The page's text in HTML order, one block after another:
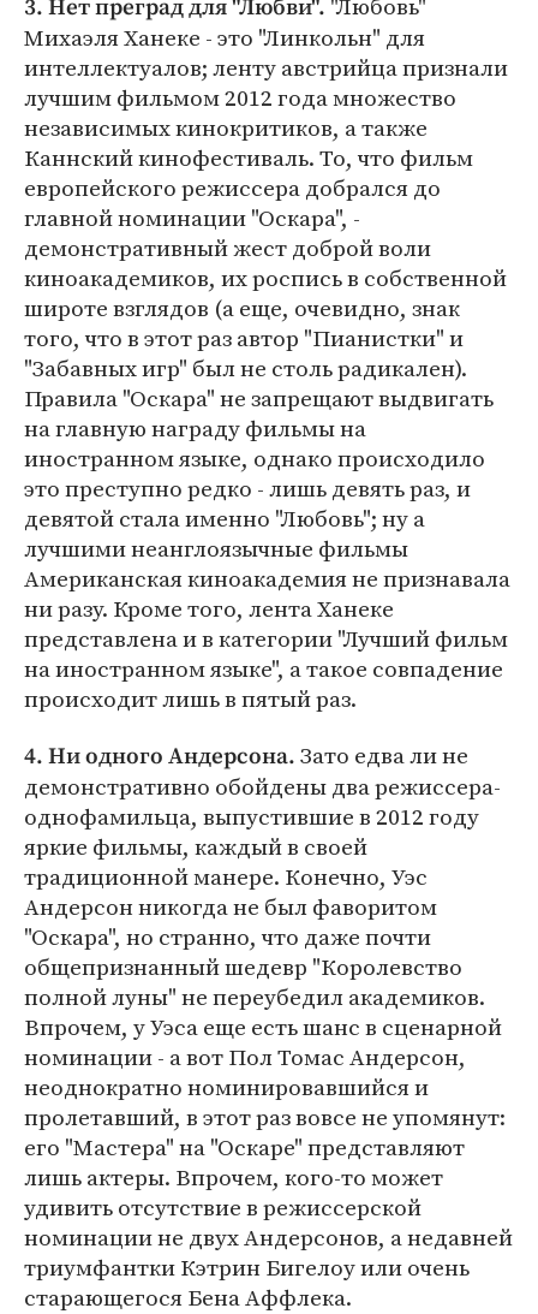
3. Нет преград для "Любви".
Михаэля Ханеке - это "Линкольн" для
интеллектуалов; ленту австрийца признали
лучшим фильмом 2012 года множество
независимых кинокритиков, а также
Каннский кинофестиваль. То, что фильм
европейского режиссера добрался до
главной номинации "Оскара", -
демонстративный жест доброй воли
киноакадемиков, их роспись в собственной
широте взглядов (а еще, очевидно, знак
того, что в этот раз автор "Пианистки" и
"Забавных игр" был не столь радикален).
Правила "Оскара" не запрещают выдвигать
на главную награду фильмы на
иностранном языке, однако происходило
это преступно редко - лишь девять раз, и
девятой стала именно "Любовь"; ну а
лучшими неанглоязычные фильмы
Американская киноакадемия не признавала
ни разу. Кроме того, лента Ханеке
представлена и в категории "Лучший фильм
на иностранном языке", а такое совпадение
происходит лишь в пятый раз.
4. Ни одного Андерсона. Зато едва ли не
демонстративно обойдены два режиссера-
однофамильца, выпустившие в 2012 году
яркие фильмы, каждый в своей
традиционной манере. Конечно, Уэс
Андерсон никогда не был фаворитом
"Оскара", но странно, что даже почти
общепризнанный шедевр "Королевство
полной луны" не переубедил академиков.
Впрочем, у Уэса еще есть шанс в сценарной
номинации - а вот Пол Томас Андерсон,
неоднократно номинировавшийся и
пролетавший, в этот раз вовсе не упомянут:
его "Мастера" на "Оскаре" представляют
лишь актеры. Впрочем, кого-то может
удивить отсутствие в режиссерской
номинации не двух Андерсонов, а недавней
триумфантки Кэтрин Бигелоу или очень
старающегося Бена Аффлека.